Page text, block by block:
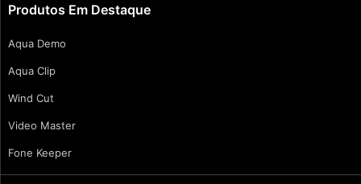
Produtos Em Destaque
Aqua Demo
Aqua Clip
Wind Cut
Video Master
Fone Keeper